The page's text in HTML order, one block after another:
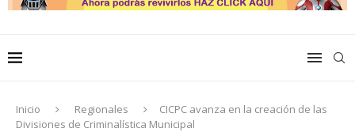
Inicio Regionales
CICPC avanza en la creación de las
Divisiones de Criminalística Municipal